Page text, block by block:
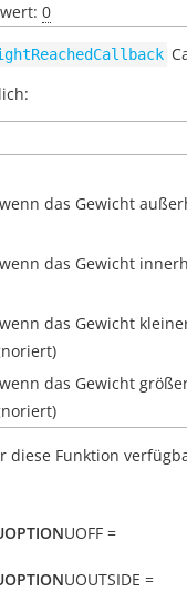
0
das Gewicht
das Gewicht
das Gewicht
das Gewicht
diese Funktion
UOFF =
UOUTSIDE =